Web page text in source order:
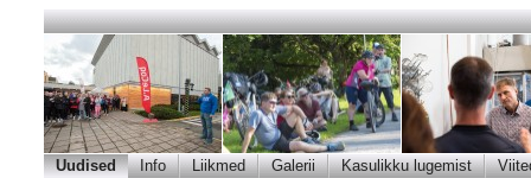
Uudised Info Liikmed Galerii Kasulikku lugemist